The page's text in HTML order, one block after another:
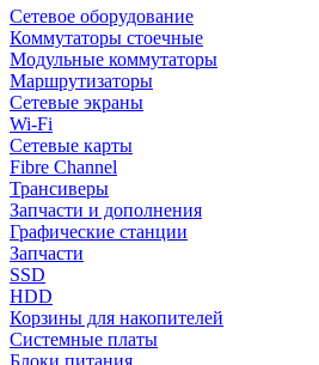
Сетевое оборудование
Коммутаторы стоечные
Модульные коммутаторы
Маршрутизаторы
Сетевые экраны
Wi-Fi
Сетевые карты
Fibre Channel
Трансиверы
Запчасти и дополнения
Графические станции
Запчасти
SSD
HDD
Корзины для накопителей
Системные платы
Блоки питания